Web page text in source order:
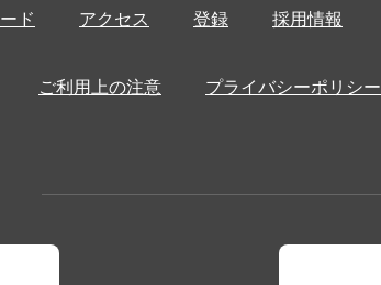
ド アクセス 登録 採用情報
ご利用上の注意 プライバシーポリシー